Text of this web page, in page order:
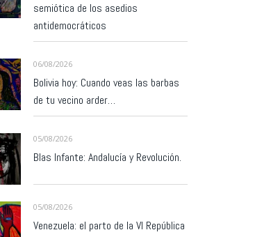
semiótica de los asedios
antidemocráticos
06/08/2026
Bolivia hoy: Cuando veas las barbas
de tu vecino arder…
05/08/2026
Blas Infante: Andalucía y Revolución.
05/08/2026
Venezuela: el parto de la VI República